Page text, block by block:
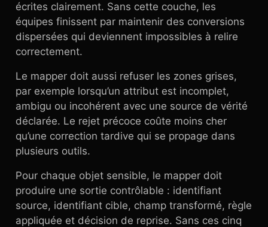
écrites clairement. Sans cette couche, les
équipes finissent par maintenir des conversions
dispersées qui deviennent impossibles à relire
correctement.
Le mapper doit aussi refuser les zones grises,
par exemple lorsqu’un attribut est incomplet,
ambigu ou incohérent avec une source de vérité
déclarée. Le rejet précoce coûte moins cher
qu’une correction tardive qui se propage dans
plusieurs outils.
Pour chaque objet sensible, le mapper doit
produire une sortie contrôlable : identifiant
source, identifiant cible, champ transformé, règle
appliquée et décision de reprise. Sans ces cinq